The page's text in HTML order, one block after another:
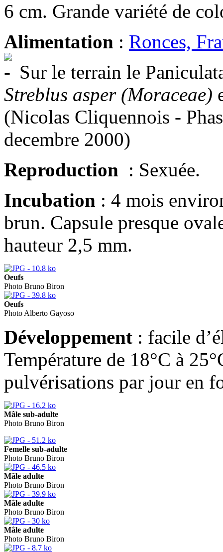
6 cm. Grande variété de
Alimentation : Ronces,
Sur le terrain le
Streblus asper (Moraceae)
(Nicolas Cliquennois -
decembre 2000)
Reproduction : Sexuée.
Incubation : 4 mois
brun. Capsule presque
hauteur 2,5 mm.
Oeufs
Photo Bruno Biron
Oeufs
Photo Alberto Gayoso
Développement : facile
Température de 18°C à
pulvérisations par jour en
Mâle sub-adulte
Photo Bruno Biron
Femelle sub-adulte
Photo Bruno Biron
Mâle adulte
Photo Bruno Biron
Mâle adulte
Photo Bruno Biron
Mâle adulte
Photo Bruno Biron